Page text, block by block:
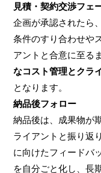
見積・契約交渉フェ
企画が承認されたら
条件のすり合わせや
アントと合意に至る
なコスト管理とクラ
となります。
納品後フォロー
納品後は、成果物が
ライアントと振り返
に向けたフィードバ
を自分ごと化し、長